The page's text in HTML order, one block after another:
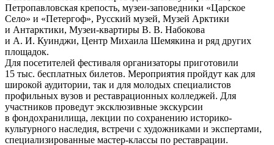
Петропавловская крепость, музеи-заповедники «Царское
Село» и «Петергоф», Русский музей, Музей Арктики
и Антарктики, Музеи-квартиры В. В. Набокова
и А. И. Куинджи, Центр Михаила Шемякина и ряд других
площадок.
Для посетителей фестиваля организаторы приготовили
15 тыс. бесплатных билетов. Мероприятия пройдут как для
широкой аудитории, так и для молодых специалистов
профильных вузов и реставрационных колледжей. Для
участников проведут эксклюзивные экскурсии
в фондохранилища, лекции по сохранению историко-
культурного наследия, встречи с художниками и экспертами,
специализированные мастер-классы по реставрации.